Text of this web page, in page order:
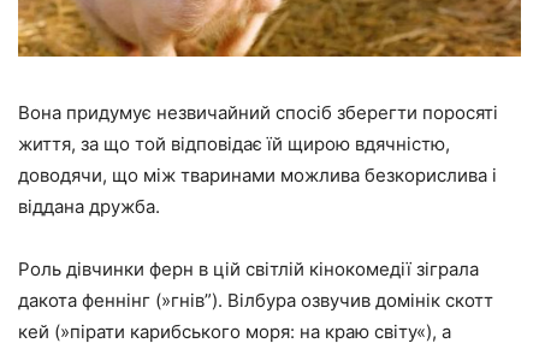
Вона придумує незвичайний спосіб зберегти поросяті
життя, за що той відповідає їй щирою вдячністю,
доводячи, що між тваринами можлива безкорислива і
віддана дружба.
Роль дівчинки ферн в цій світлій кінокомедії зіграла
дакота феннінг (»гнів”). Вілбура озвучив домінік скотт
кей (»пірати карибського моря: на краю світу«), а